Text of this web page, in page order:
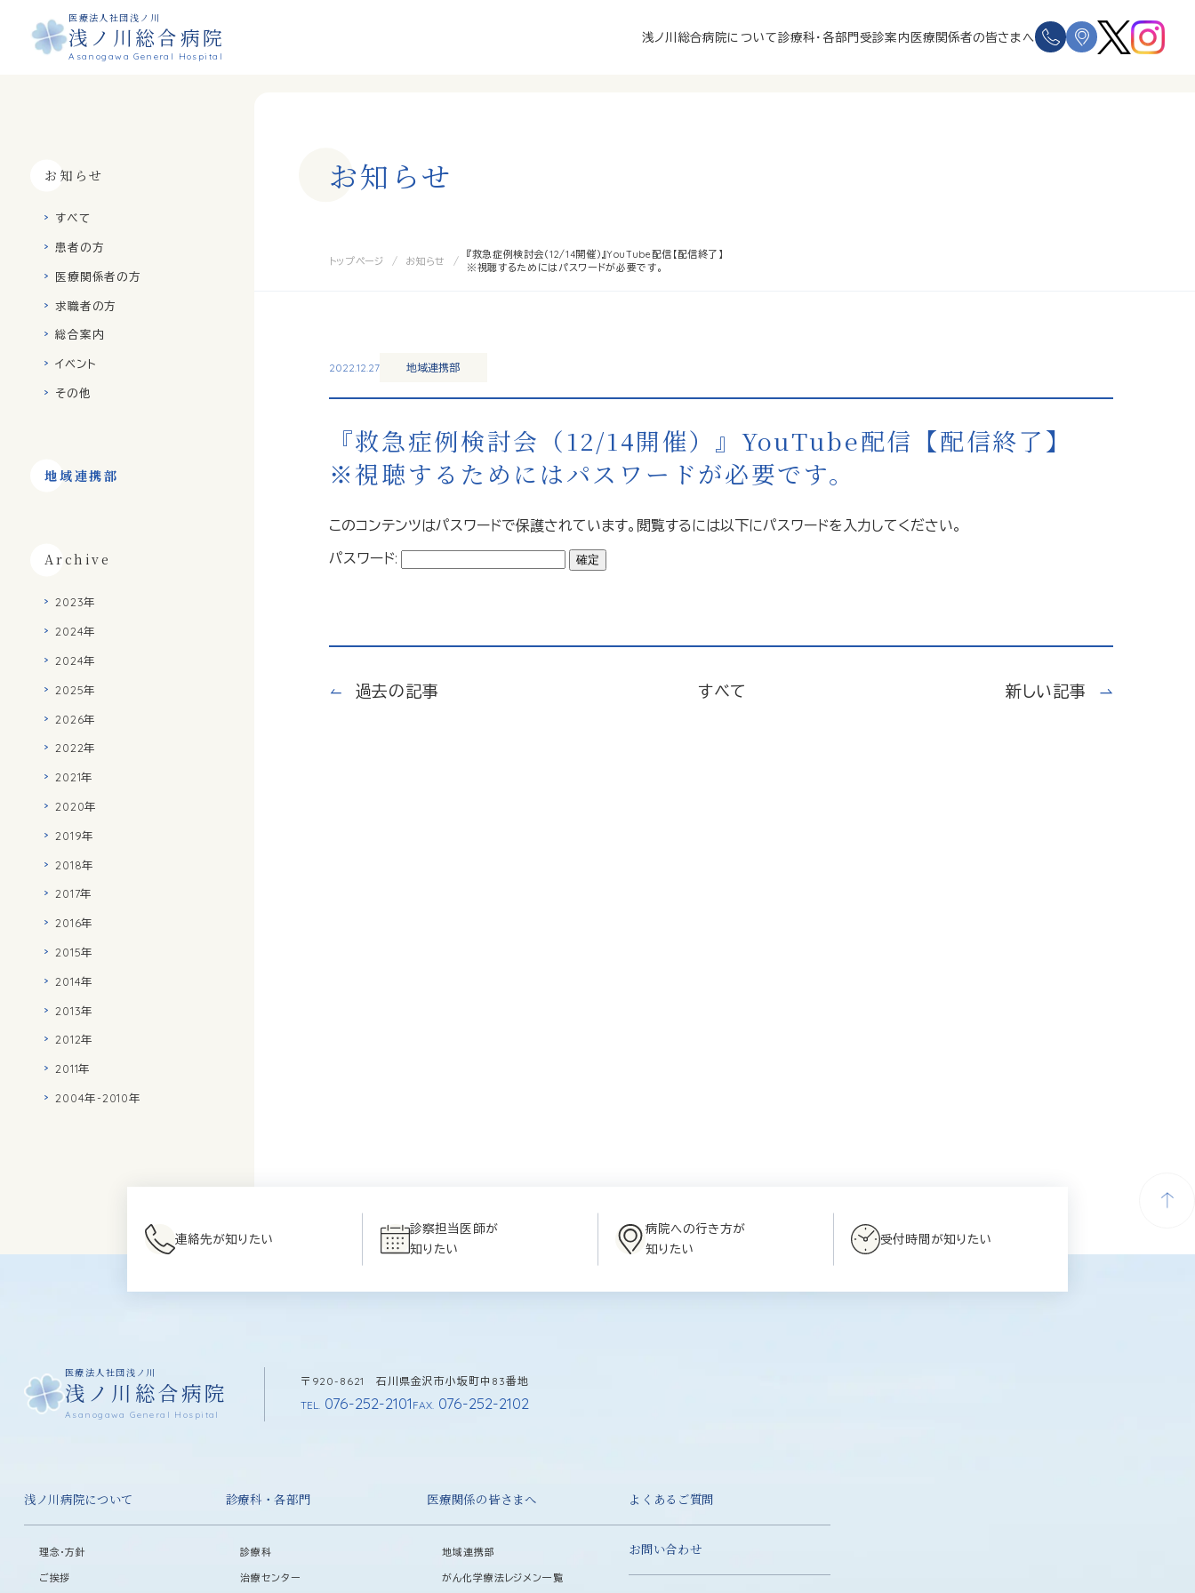
医療法人社団浅ノ川
浅ノ川総合病院
Asanogawa General Hospital
浅ノ川総合病院について診療科・各部門受診案内医療関係者の皆さまへ
お知らせ
すべて
患者の方
医療関係者の方
求職者の方
総合案内
イベント
その他
地域連携部
Archive
2023年
2024年
2024年
2025年
2026年
2022年
2021年
2020年
2019年
2018年
2017年
2016年
2015年
2014年
2013年
2012年
2011年
2004年-2010年
お知 らせ
トップページ お知らせ
『救急症例検討会（12/14開催）』YouTube配信【配信終了】
※視聴するためにはパスワードが必要です。
2022.12.27 地域連携部
『救急症例検討会（12/14開催）』YouTube配信【配信終了】
※視聴するためにはパスワードが必要です。
このコンテンツはパスワードで保護されています。閲覧するには以下にパスワードを入力してください。
パスワード:
過去の記事 すべて 新しい記事
連絡先が知りたい
診察担当医師が
知りたい
病院への行き方が
知りたい
受付時間が知りたい
医療法人社団浅ノ川
浅ノ川総合病院
Asanogawa General Hospital
〒920-8621 石川県金沢市小坂町中83番地
TEL. 076-252-2101 FAX. 076-252-2102
浅ノ川病院について
理念・方針
ご挨拶
診療科・各部門
診療科
治療センター
医療関係の皆さまへ
地域連携部
がん化学療法レジメン一覧
よくあるご質問
お問い合わせ